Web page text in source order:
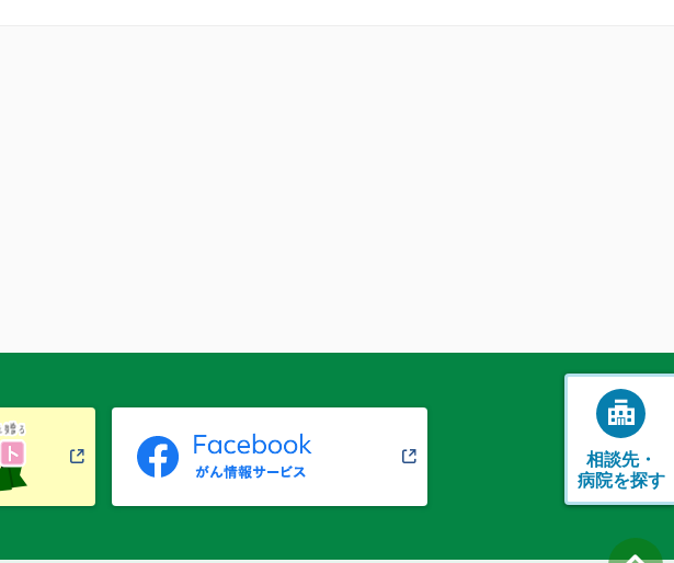
相談先・
病院を探す